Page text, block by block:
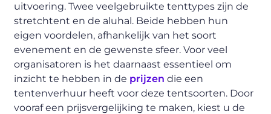
uitvoering. Twee veelgebruikte tenttypes zijn de
stretchtent en de aluhal. Beide hebben hun
eigen voordelen, afhankelijk van het soort
evenement en de gewenste sfeer. Voor veel
organisatoren is het daarnaast essentieel om
inzicht te hebben in de prijzen die een
tentenverhuur heeft voor deze tentsoorten. Door
vooraf een prijsvergelijking te maken, kiest u de